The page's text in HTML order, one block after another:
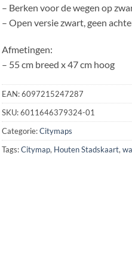
– Berken voor de wegen op
– Open versie zwart, geen
Afmetingen:
– 55 cm breed x 47 cm hoog
EAN:6097215247287
SKU:6011646379324-01
Categorie:Citymaps
Tags:Citymap, Houten Stadskaart,